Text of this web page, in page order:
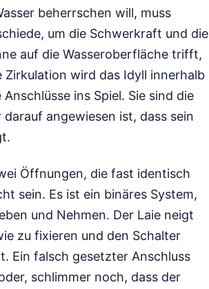
beherrschen will, muss
um die Schwerkraft und die
auf die Wasseroberfläche trifft,
wird das Idyll innerhalb
ins Spiel. Sie sind die
angewiesen ist, dass sein
Öffnungen, die fast identisch
sein. Es ist ein binäres System,
und Nehmen. Der Laie neigt
zu fixieren und den Schalter
Ein falsch gesetzter Anschluss
schlimmer noch, dass der